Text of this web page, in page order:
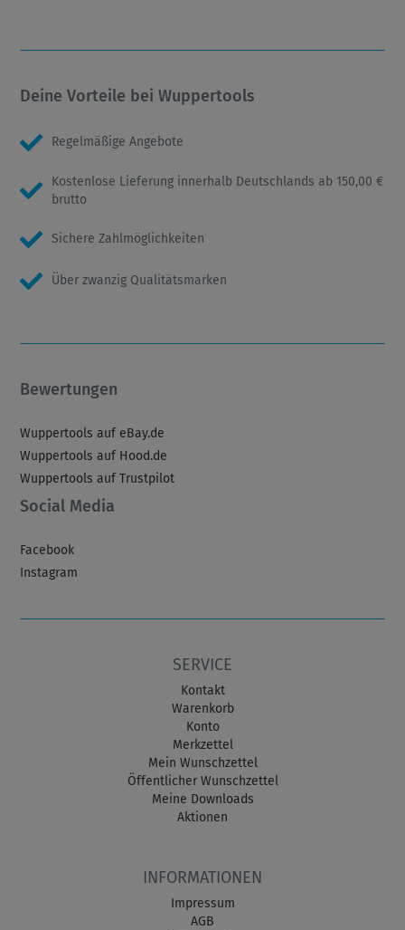
Deine Vorteile bei Wuppertools
Regelmäßige Angebote
Kostenlose Lieferung innerhalb Deutschlands ab 150,00 €
brutto
Sichere Zahlmöglichkeiten
Über zwanzig Qualitätsmarken
Bewertungen
Wuppertools auf eBay.de
Wuppertools auf Hood.de
Wuppertools auf Trustpilot
Social Media
Facebook
Instagram
SERVICE
Kontakt
Warenkorb
Konto
Merkzettel
Mein Wunschzettel
Öffentlicher Wunschzettel
Meine Downloads
Aktionen
INFORMATIONEN
Impressum
AGB